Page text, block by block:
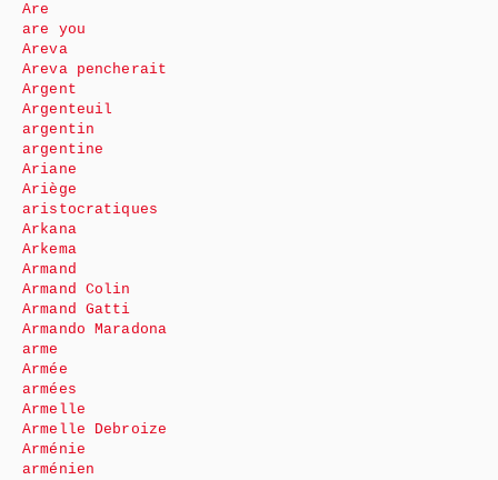
Are
are you
Areva
Areva pencherait
Argent
Argenteuil
argentin
argentine
Ariane
Ariège
aristocratiques
Arkana
Arkema
Armand
Armand Colin
Armand Gatti
Armando Maradona
arme
Armée
armées
Armelle
Armelle Debroize
Arménie
arménien